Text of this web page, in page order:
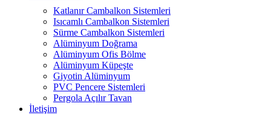
Katlanır Cambalkon Sistemleri
Isıcamlı Cambalkon Sistemleri
Sürme Cambalkon Sistemleri
Alüminyum Doğrama
Alüminyum Ofis Bölme
Alüminyum Küpeşte
Giyotin Alüminyum
PVC Pencere Sistemleri
Pergola Açılır Tavan
İletişim